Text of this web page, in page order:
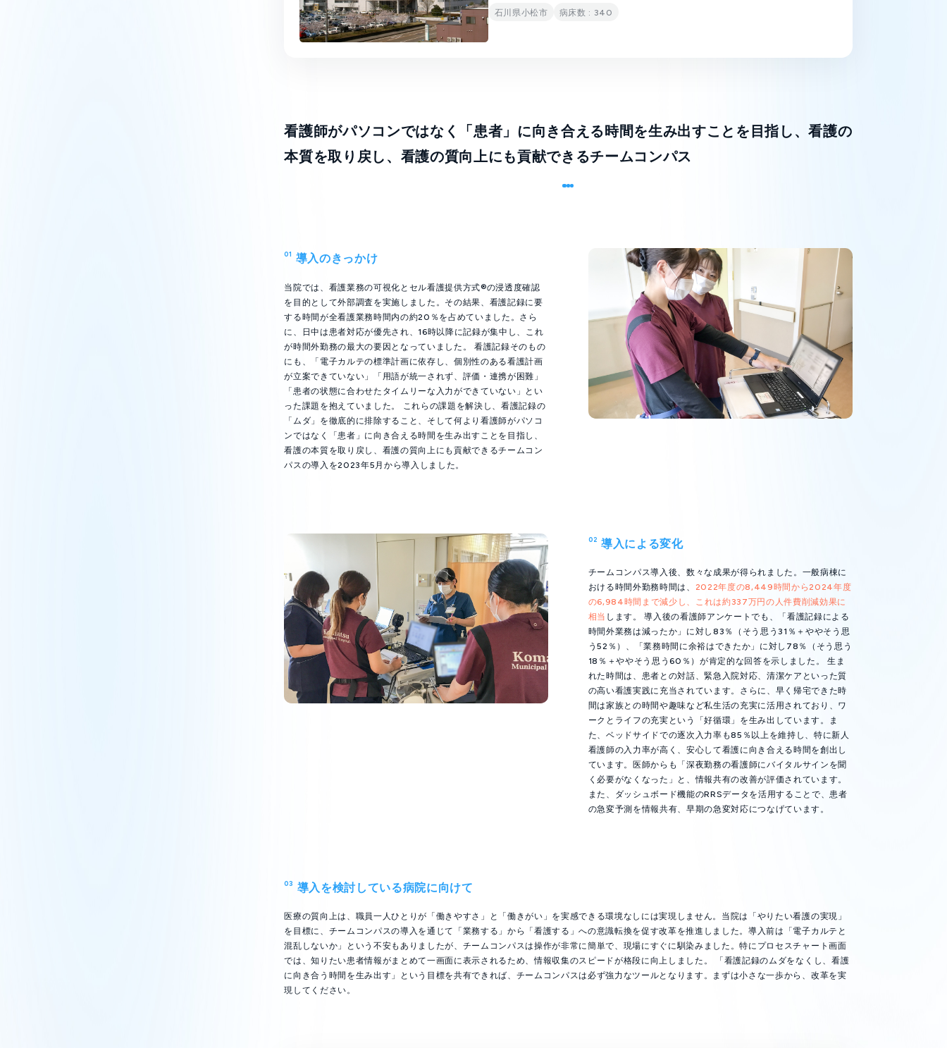
石川県小松市 病床数 : 340
看護師がパソコンではなく「患者」に向き合える時間を生み出すことを目指し、看護の
本質を取り戻し、看護の質向上にも貢献できるチームコンパス
01 導入のきっかけ
当院では、看護業務の可視化とセル看護提供方式®の浸透度確認
を目的として外部調査を実施しました。その結果、看護記録に要
する時間が全看護業務時間内の約20％を占めていました。さら
に、日中は患者対応が優先され、16時以降に記録が集中し、これ
が時間外勤務の最大の要因となっていました。 看護記録そのもの
にも、「電子カルテの標準計画に依存し、個別性のある看護計画
が立案できていない」「用語が統一されず、評価・連携が困難」
「患者の状態に合わせたタイムリーな入力ができていない」とい
った課題を抱えていました。 これらの課題を解決し、看護記録の
「ムダ」を徹底的に排除すること、そして何より看護師がパソコ
ンではなく「患者」に向き合える時間を生み出すことを目指し、
看護の本質を取り戻し、看護の質向上にも貢献できるチームコン
パスの導入を2023年5月から導入しました。
02 導入による変化
チームコンパス導入後、数々な成果が得られました。一般病棟に
おける時間外勤務時間は、 2022年度の8,449時間から2024年度
の6,984時間まで減少し、これは約337万円の人件費削減効果に
相当 します。 導入後の看護師アンケートでも、「看護記録による
時間外業務は減ったか」に対し83％（そう思う31％＋ややそう思
う52％）、「業務時間に余裕はできたか」に対し78％（そう思う
18％＋ややそう思う60％）が肯定的な回答を示しました。 生ま
れた時間は、患者との対話、緊急入院対応、清潔ケアといった質
の高い看護実践に充当されています。さらに、早く帰宅できた時
間は家族との時間や趣味など私生活の充実に活用されており、ワ
ークとライフの充実という「好循環」を生み出しています。ま
た、ベッドサイドでの逐次入力率も85％以上を維持し、特に新人
看護師の入力率が高く、安心して看護に向き合える時間を創出し
ています。医師からも「深夜勤務の看護師にバイタルサインを聞
く必要がなくなった」と、情報共有の改善が評価されています。
また、ダッシュボード機能のRRSデータを活用することで、患者
の急変予測を情報共有、早期の急変対応につなげています。
03 導入を検討している病院に向けて
医療の質向上は、職員一人ひとりが「働きやすさ」と「働きがい」を実感できる環境なしには実現しません。当院は「やりたい看護の実現」
を目標に、チームコンパスの導入を通じて「業務する」から「看護する」への意識転換を促す改革を推進しました。導入前は「電子カルテと
混乱しないか」という不安もありましたが、チームコンパスは操作が非常に簡単で、現場にすぐに馴染みました。特にプロセスチャート画面
では、知りたい患者情報がまとめて一画面に表示されるため、情報収集のスピードが格段に向上しました。 「看護記録のムダをなくし、看護
に向き合う時間を生み出す」という目標を共有できれば、チームコンパスは必ず強力なツールとなります。まずは小さな一歩から、改革を実
現してください。